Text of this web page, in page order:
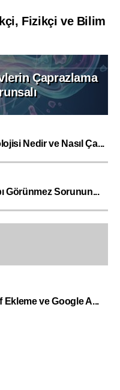
Fizikçi ve Bilim
Çaprazlama
Nedir ve Nasıl Ça...
Görünmez Sorunun...
Ekleme ve Google A...